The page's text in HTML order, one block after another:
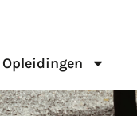
Opleidingen